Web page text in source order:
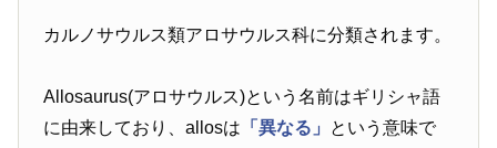
カルノサウルス類アロサウルス科に分類されます。
Allosaurus(アロサウルス)という名前はギリシャ語
に由来しており、allosは 「異なる」 という意味で